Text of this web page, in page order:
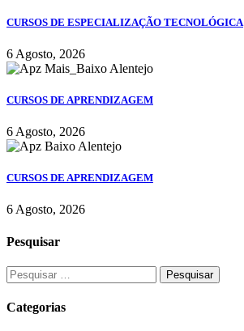
CURSOS DE ESPECIALIZAÇÃO TECNOLÓGICA
6 Agosto, 2026
CURSOS DE APRENDIZAGEM
6 Agosto, 2026
CURSOS DE APRENDIZAGEM
6 Agosto, 2026
Pesquisar
Categorias